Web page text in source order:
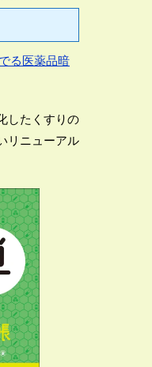
る医薬品暗
したくすりの
リニューアル